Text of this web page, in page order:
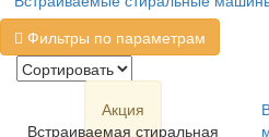
Фильтры по параметрам
Акция
Встраиваемая стиральная